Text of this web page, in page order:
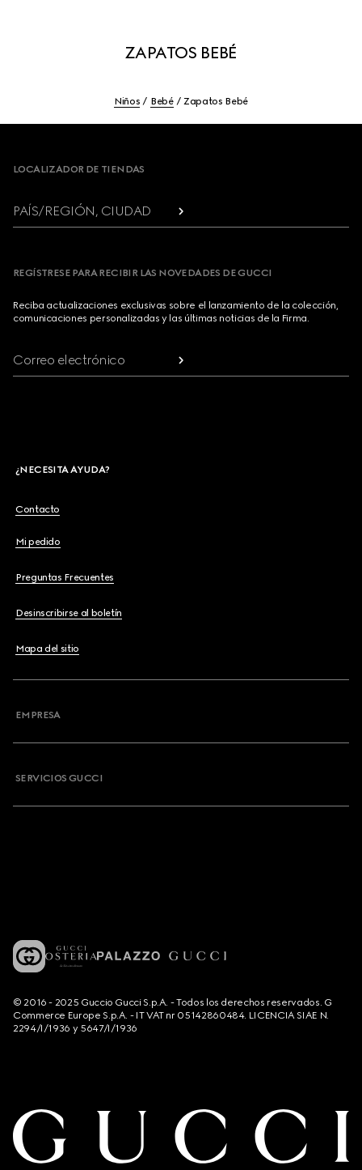
ZAPATOS BEBÉ
Niños Bebé Zapatos Bebé
LOCALIZADOR DE TIENDAS
PAÍS/REGIÓN, CIUDAD
REGÍSTRESE PARA RECIBIR LAS NOVEDADES DE GUCCI
Reciba actualizaciones exclusivas sobre el lanzamiento de la colección,
comunicaciones personalizadas y las últimas noticias de la Firma.
Correo electrónico
¿NECESITA AYUDA?
Contacto
Mi pedido
Preguntas Frecuentes
Desinscribirse al boletín
Mapa del sitio
EMPRESA
SERVICIOS GUCCI
© 2016 - 2025 Guccio Gucci S.p.A. - Todos los derechos reservados. G
Commerce Europe S.p.A. - IT VAT nr 05142860484. LICENCIA SIAE N.
2294/I/1936 y 5647/I/1936